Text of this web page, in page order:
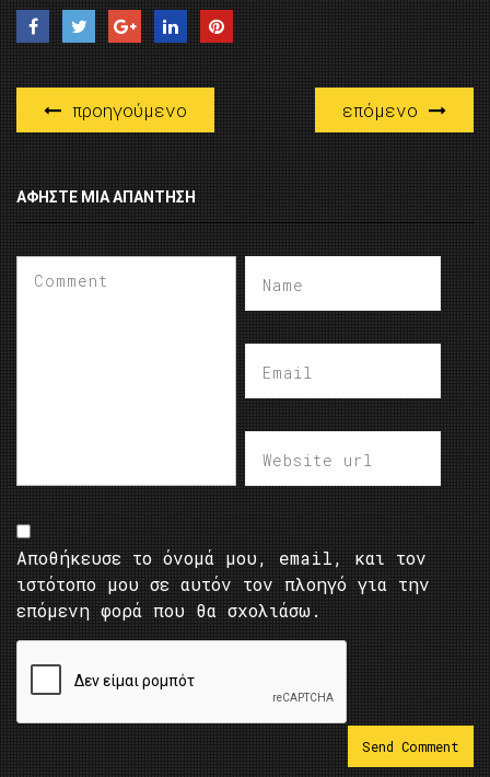
προηγούμενο επόμενο
ΑΦΉΣΤΕ ΜΙΑ ΑΠΆΝΤΗΣΗ
Αποθήκευσε το όνομά μου, email, και τον
ιστότοπο μου σε αυτόν τον πλοηγό για την
επόμενη φορά που θα σχολιάσω.